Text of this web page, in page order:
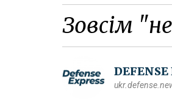
Зовсім
DEFENSE